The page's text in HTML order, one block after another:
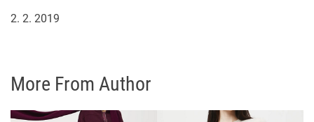
2. 2. 2019
More From Author